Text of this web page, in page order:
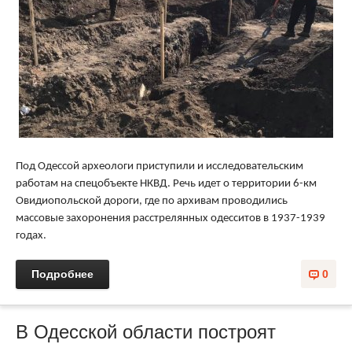
Под Одессой археологи приступили и исследовательским
работам на спецобъекте НКВД. Речь идет о территории 6-км
Овидиопольской дороги, где по архивам проводились
массовые захоронения расстрелянных одесситов в 1937-1939
годах.
0
Подробнее
В Одесской области построят